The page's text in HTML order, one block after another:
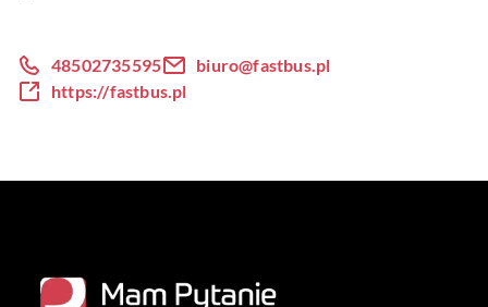
48502735595
biuro@fastbus.pl
https://fastbus.pl